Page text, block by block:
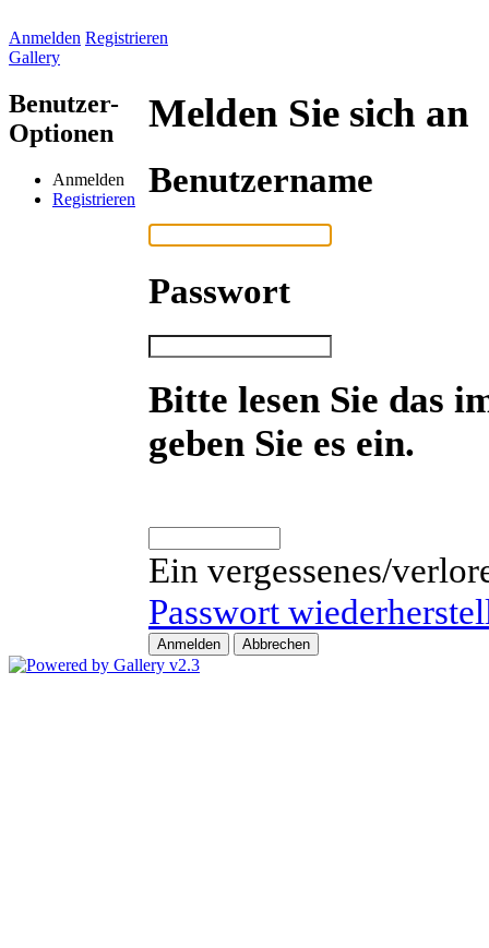
Anmelden Registrieren
Gallery
Benutzer-
Optionen
Anmelden
Registrieren
Melden Sie sich an
Benutzername
Passwort
Bitte lesen Sie das
geben Sie es ein.
Ein vergessenes/
Passwort